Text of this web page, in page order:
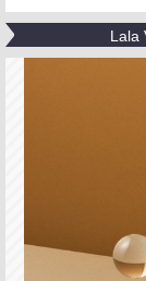
Lala